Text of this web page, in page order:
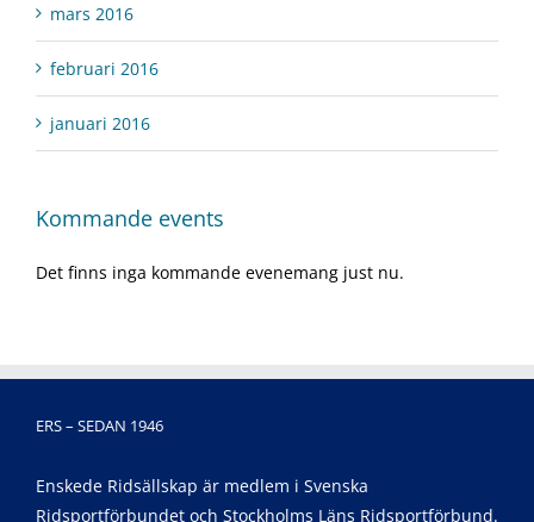
mars 2016
februari 2016
januari 2016
Kommande events
Det finns inga kommande evenemang just nu.
ERS – SEDAN 1946
Enskede Ridsällskap är medlem i Svenska
Ridsportförbundet och Stockholms Läns Ridsportförbund.